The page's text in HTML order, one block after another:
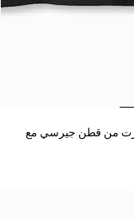
من قطن جيرسي مع